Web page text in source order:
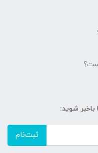
شوید:
ثبت‌نام